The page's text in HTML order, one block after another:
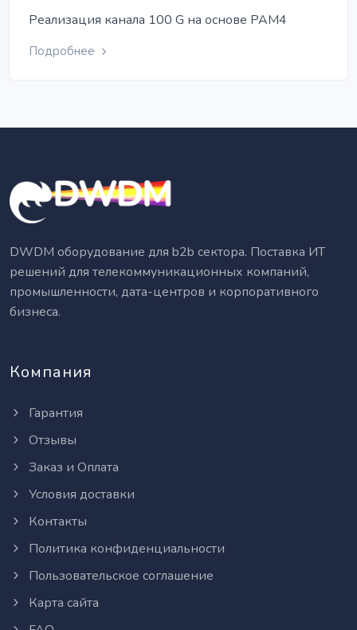
Реализация канала 100 G на основе PAM4
Подробнее
DWDM оборудование для b2b сектора. Поставка ИТ
решений для телекоммуникационных компаний,
промышленности, дата-центров и корпоративного
бизнеса.
Компания
Гарантия
Отзывы
Заказ и Оплата
Условия доставки
Контакты
Политика конфиденциальности
Пользовательское соглашение
Карта сайта